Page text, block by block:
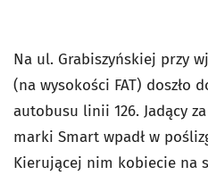
Na ul. Grabiszyńskiej przy
(na wysokości FAT) doszło
autobusu linii 126. Jadący
marki Smart wpadł w
Kierującej nim kobiecie na